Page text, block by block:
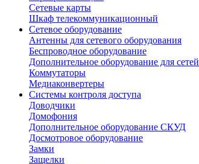
Сетевые карты
Шкаф телекоммуникационный
Сетевое оборудование
Антенны для сетевого оборудования
Беспроводное оборудование
Дополнительное оборудование для сетей
Коммутаторы
Медиаконвертеры
Системы контроля доступа
Доводчики
Домофония
Дополнительное оборудование СКУД
Досмотровое оборудование
Замки
Защелки